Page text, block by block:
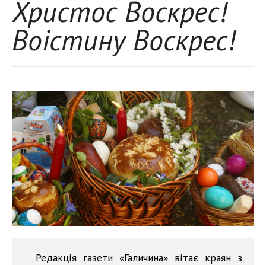
Христос Воскрес!
Воістину Воскрес!
Редакція газети «Галичина» вітає краян з